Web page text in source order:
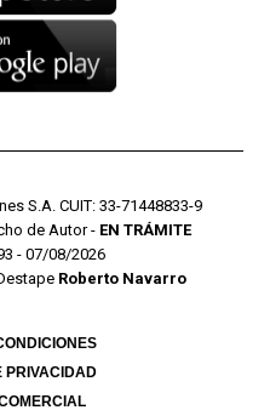
S.A. CUIT: 33-71448833-9
de Autor - EN TRÁMITE
- 07/08/2026
Roberto Navarro
PRIVACIDAD